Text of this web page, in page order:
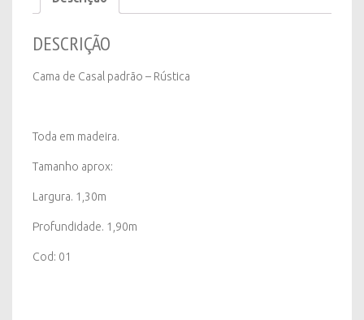
DESCRIÇÃO
Cama de Casal padrão – Rústica
Toda em madeira.
Tamanho aprox:
Largura. 1,30m
Profundidade. 1,90m
Cod: 01